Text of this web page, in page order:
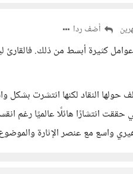
أضف ردا
عوامل كثيرة أبسط من ذلك.
حولها النقاد لكنها انتشرت
انتشارًا هائلًا عالميًا رغم
واسع مع عنصر الإثارة